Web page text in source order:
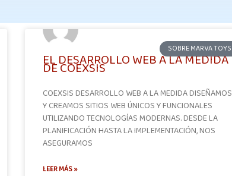
SOBRE MARVA TOYS
EL DESARROLLO WEB A LA MEDIDA
DE COEXSIS
COEXSIS DESARROLLO WEB A LA MEDIDA DISEÑAMOS
Y CREAMOS SITIOS WEB ÚNICOS Y FUNCIONALES
UTILIZANDO TECNOLOGÍAS MODERNAS. DESDE LA
PLANIFICACIÓN HASTA LA IMPLEMENTACIÓN, NOS
ASEGURAMOS
LEER MÁS »